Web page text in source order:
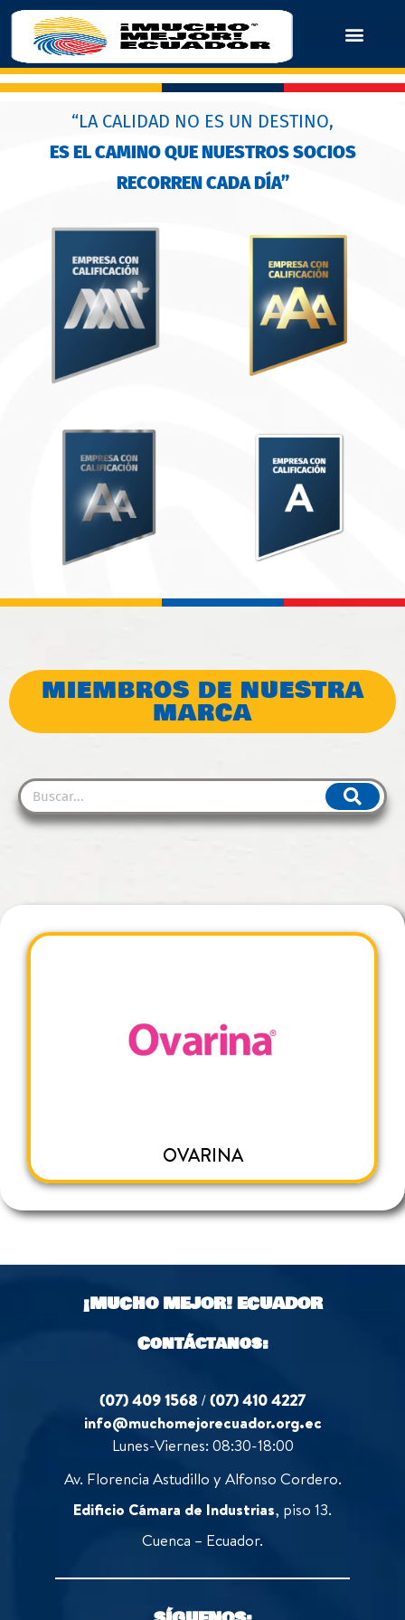
“LA CALIDAD NO ES UN DESTINO,
ES EL CAMINO QUE NUESTROS SOCIOS
RECORREN CADA DÍA”
MIEMBROS DE NUESTRA
MARCA
OVARINA
¡MUCHO MEJOR!ECUADOR
Contáctanos:
(07) 409 1568 /(07) 410 4227
info@muchomejorecuador.org.ec
Lunes-Viernes: 08:30-18:00
Av. Florencia Astudillo y Alfonso Cordero.
Edificio Cámara de Industrias, piso 13.
Cuenca – Ecuador.